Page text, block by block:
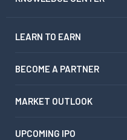
LEARN TO EARN
BECOME A PARTNER
MARKET OUTLOOK
UPCOMING IPO